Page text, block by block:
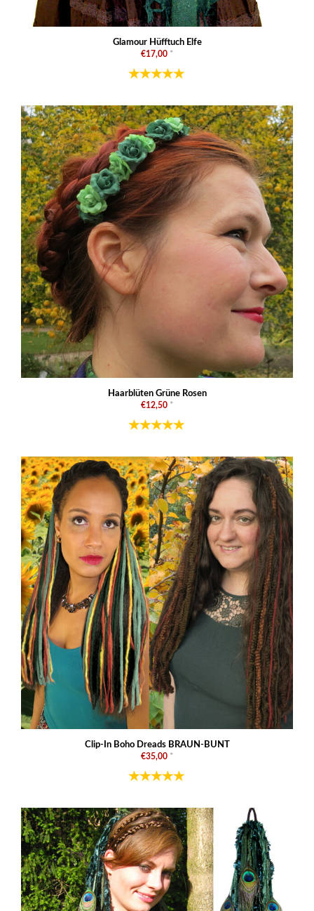
Glamour Hüfftuch Elfe
€17,00 *
Haarblüten Grüne Rosen
€12,50 *
Clip-In Boho Dreads BRAUN-BUNT
€35,00 *